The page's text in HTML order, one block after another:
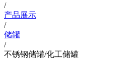
/
产品展示
/
储罐
/
不锈钢储罐/化工储罐